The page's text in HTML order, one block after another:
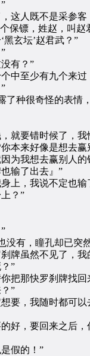
人既不是采参客
镖，姓赵，叫赵
玄坛’赵君武？”
有？”
至少有九个来过
很奇怪的表情，
要错时候了，我
来好像是想去赢
我想去赢别人的
输了出去』”
，我说不定也输
？”
有，瞳孔却已突然
虽然不见了，我
”
把那快罗刹牌找回
”
要，我随时都可
，要回来之后，
假的！”